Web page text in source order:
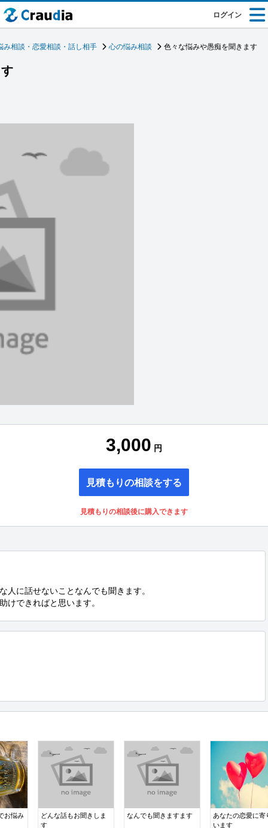
ログイン
み相談・恋愛相談・話し相手 心の悩み相談 色々な悩みや愚痴を聞きます
3,000 円
見積もりの相談をする
見積もりの相談後に購入できます
人に話せないことなんでも聞きます。
けできればと思います。
お悩み
どんな話もお聞きしま
す
なんでも聞きますます
あなたの恋愛に寄
います